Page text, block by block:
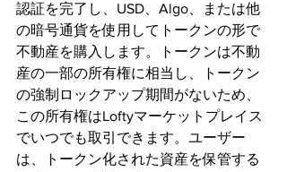
認証を完了し、USD、Algo、または他
の暗号通貨を使用してトークンの形で
不動産を購入します。トークンは不動
産の一部の所有権に相当し、トークン
の強制ロックアップ期間がないため、
この所有権はLoftyマーケットプレイス
でいつでも取引できます。ユーザー
は、トークン化された資産を保管する